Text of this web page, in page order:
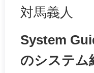
対馬義人
System
のシステム